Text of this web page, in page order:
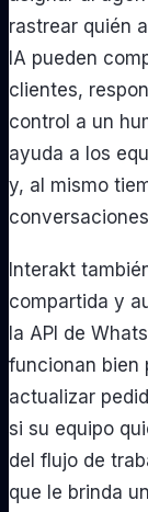
rastrear quién
IA pueden
clientes,
control a un
ayuda a los
y, al mismo
Interakt
compartida y
la API de
funcionan bien
actualizar
si su equipo
del flujo de
que le brinda